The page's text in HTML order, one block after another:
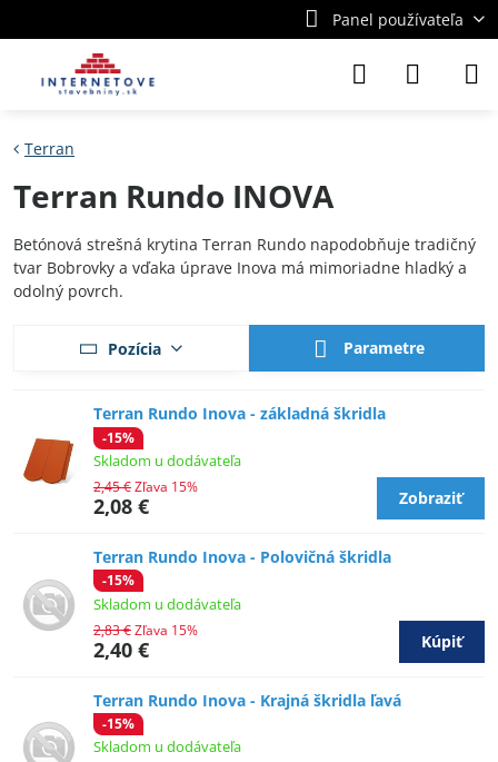
Panel používateľa
Terran
Terran Rundo INOVA
Betónová strešná krytina Terran Rundo napodobňuje tradičný
tvar Bobrovky a vďaka úprave Inova má mimoriadne hladký a
odolný povrch.
Pozícia Parametre
Terran Rundo Inova - základná škridla
-15%
Skladom u dodávateľa
2,08 €
2,45 €Zľava 15%
Zobraziť
Terran Rundo Inova - Polovičná škridla
-15%
Skladom u dodávateľa
2,40 €
2,83 €Zľava 15%
Kúpiť
Terran Rundo Inova - Krajná škridla ľavá
-15%
Skladom u dodávateľa